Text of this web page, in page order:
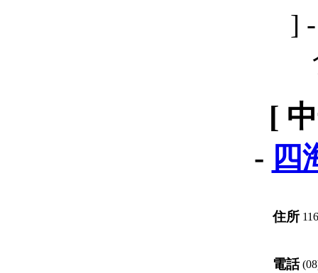
[
- 四
住所
電話